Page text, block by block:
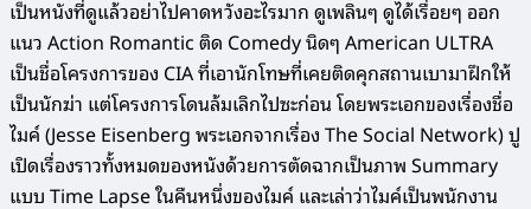
เป็นหนังที่ดูแล้วอย่าไปคาดหวังอะไรมาก ดูเพลินๆ ดูได้เรื่อยๆ ออก
แนว Action Romantic ติด Comedy นิดๆ American ULTRA
เป็นชื่อโครงการของ CIA ที่เอานักโทษที่เคยติดคุกสถานเบามาฝึกให้
เป็นนักฆ่า แต่โครงการโดนล้มเลิกไปซะก่อน โดยพระเอกของเรื่องชื่อ
ไมค์ (Jesse Eisenberg พระเอกจากเรื่อง The Social Network) ปู
เปิดเรื่องราวทั้งหมดของหนังด้วยการตัดฉากเป็นภาพ Summary
แบบ Time Lapse ในคืนหนึ่งของไมค์ และเล่าว่าไมค์เป็นพนักงาน